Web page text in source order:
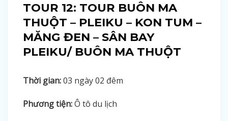
TOUR 12: TOUR BUÔN MA
THUỘT – PLEIKU – KON TUM –
MĂNG ĐEN – SÂN BAY
PLEIKU/ BUÔN MA THUỘT
Thời gian:03 ngày 02 đêm
Phương tiện:Ô tô du lịch